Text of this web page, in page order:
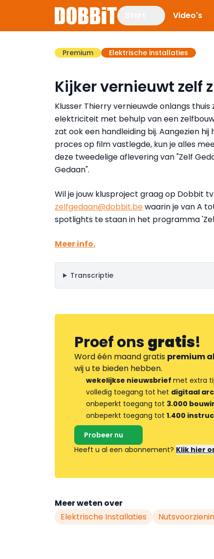
Video's
Premium Elektrische installaties
Kijker vernieuwt zelf
Klusser Thierry vernieuwde onlangs thuis
elektriciteit met behulp van een
zat ook een handleiding bij. Aangezien hij
proces op film vastlegde, kun je alles
deze tweedelige aflevering van "Zelf
Gedaan".
Wil je jouw klusproject graag op Dobbit
zelfgedaan@dobbit.bewaarin je van A
spotlights te staan in het programma
Meer info.
Transcriptie
Proef onsgratis!
Word één maand gratis premium
wij u te bieden hebben.
wekelijkse nieuwsbrief met extra
volledig toegang tot het digitaal
onbeperkt toegang tot 3.000
onbeperkt toegang tot 1.400
Probeer nu
Heeft u al een abonnement? Klik hier
Meer weten over
Elektrische Installaties